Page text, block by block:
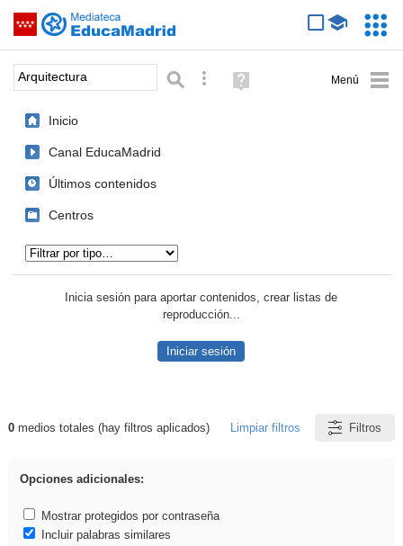
Saltar navegación
Palabra o frase: Búsqueda avanzada
Ayuda
(en
Inicio
Canal EducaMadrid
Últimos contenidos
Centros
Inicia sesión para aportar contenidos, crear listas de
reproducción...
Iniciar sesión
Resultados de: Arquitectura
0medios totales (hay filtros aplicados) Limpiar filtros Filtros
Opciones adicionales:
Mostrar protegidos por contraseña
Incluir palabras similares